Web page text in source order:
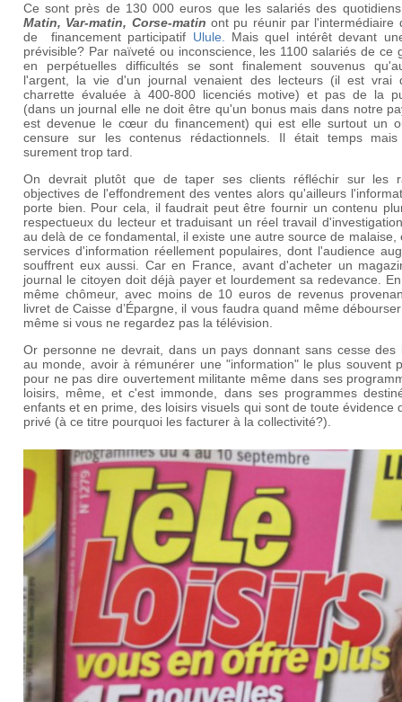
Ce sont près de 130 000 euros que les salariés des
Matin, Var-matin, Corse-matin ont pu réunir par l'intermédiaire
de financement participatif Ulule.
Mais quel intérêt devant
prévisible? Par naïveté ou inconscience, les 1100 salariés de ce
en perpétuelles difficultés se sont finalement souvenus
l'argent, la vie d'un journal venaient des lecteurs (il est vrai
charrette évaluée à 400-800 licenciés motive) et pas de la
(dans un journal elle ne doit être qu'un bonus mais dans notre
est devenue le cœur du financement) qui est elle surtout un
censure sur les contenus rédactionnels. Il était temps
surement trop tard.
On devrait plutôt que de taper ses clients réfléchir sur les
objectives de l'effondrement des ventes alors qu'ailleurs
porte bien. Pour cela, il faudrait peut être fournir un contenu
respectueux du lecteur et traduisant un réel travail
au delà de ce fondamental, il existe une autre source de malaise,
services d'information réellement populaires, dont l'audience
souffrent eux aussi. Car en France, avant d'acheter un
journal le citoyen doit déjà payer et lourdement sa redevance.
même chômeur, avec moins de 10 euros de revenus
livret de Caisse d’Épargne, il vous faudra quand même
même si vous ne regardez pas la télévision.
Or personne ne devrait, dans un pays donnant sans cesse des
au monde, avoir à rémunérer une "information" le plus souvent
pour ne pas dire ouvertement militante même dans ses
loisirs, même, et c'est immonde, dans ses programmes
enfants et en prime, des loisirs visuels qui sont de toute évidence
privé (à ce titre pourquoi les facturer à la collectivité?).